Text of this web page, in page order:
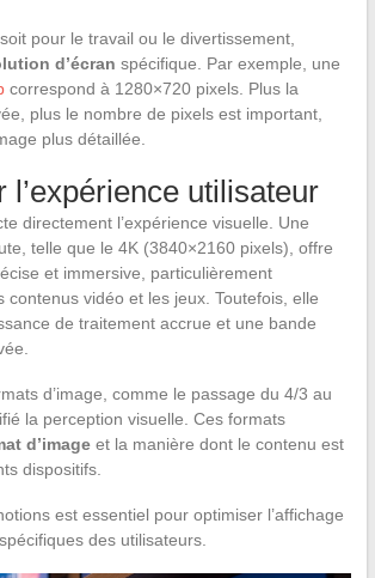
pour le travail ou le divertissement,
d’écran spécifique. Par exemple, une
correspond à 1280×720 pixels. Plus la
plus le nombre de pixels est important,
plus détaillée.
l’expérience utilisateur
directement l’expérience visuelle. Une
telle que le 4K (3840×2160 pixels), offre
et immersive, particulièrement
contenus vidéo et les jeux. Toutefois, elle
de traitement accrue et une bande
d’image, comme le passage du 4/3 au
la perception visuelle. Ces formats
d’imageet la manière dont le contenu est
dispositifs.
est essentiel pour optimiser l’affichage
des utilisateurs.